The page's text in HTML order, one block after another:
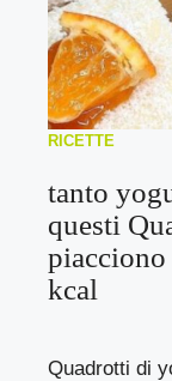
RICETTE
tanto
questi
kcal
Quadrotti di